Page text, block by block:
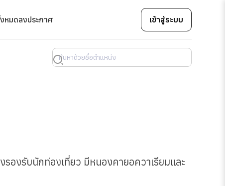
หมดลงประกาศ เข้าสู่ระบบ
รองรับนักท่องเที่ยว มีหนองคายอควาเรียมและ